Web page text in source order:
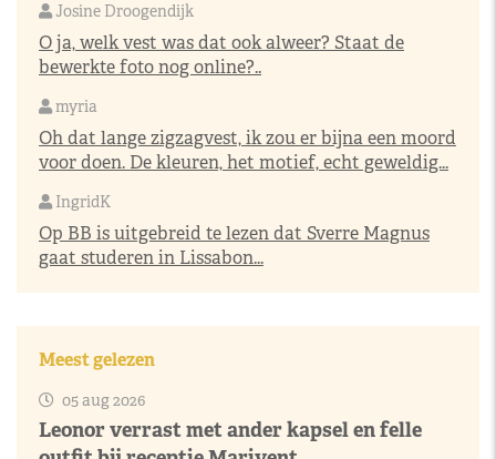
Josine Droogendijk
O ja, welk vest was dat ook alweer? Staat de
bewerkte foto nog online?..
myria
Oh dat lange zigzagvest, ik zou er bijna een moord
voor doen. De kleuren, het motief, echt geweldig...
IngridK
Op BB is uitgebreid te lezen dat Sverre Magnus
gaat studeren in Lissabon...
Meest gelezen
05 aug 2026
Leonor verrast met ander kapsel en felle